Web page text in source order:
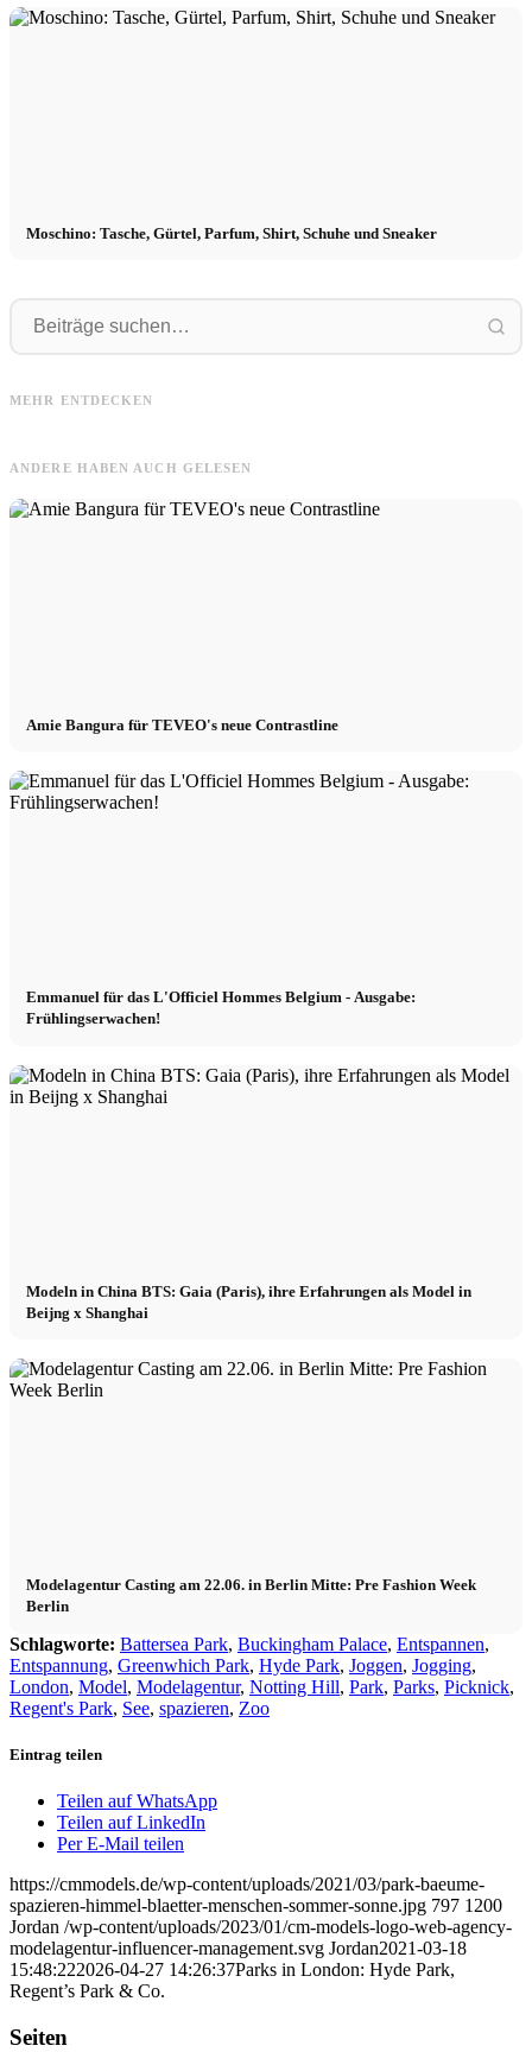
Moschino: Tasche, Gürtel, Parfum, Shirt, Schuhe und Sneaker
MEHR ENTDECKEN
Tasche, Schuhe & Kette
ANDERE HABEN AUCH GELESEN
Amie Bangura für TEVEO's neue Contrastline
Emmanuel für das L'Officiel Hommes Belgium - Ausgabe:
Frühlingserwachen!
Modeln in China BTS: Gaia (Paris), ihre Erfahrungen als Model in
Beijng x Shanghai
Modelagentur Casting am 22.06. in Berlin Mitte: Pre Fashion Week
Berlin
Schlagworte: Battersea Park, Buckingham Palace, Entspannen,
Entspannung, Greenwhich Park, Hyde Park, Joggen, Jogging,
London, Model, Modelagentur, Notting Hill, Park, Parks, Picknick,
Regent's Park, See, spazieren, Zoo
Eintrag teilen
Teilen auf WhatsApp
Teilen auf LinkedIn
Per E-Mail teilen
https://cmmodels.de/wp-content/uploads/2021/03/park-baeume-
spazieren-himmel-blaetter-menschen-sommer-sonne.jpg 797 1200
Jordan /wp-content/uploads/2023/01/cm-models-logo-web-agency-
modelagentur-influencer-management.svg Jordan2021-03-18
15:48:222026-04-27 14:26:37Parks in London: Hyde Park,
Regent’s Park & Co.
Seiten